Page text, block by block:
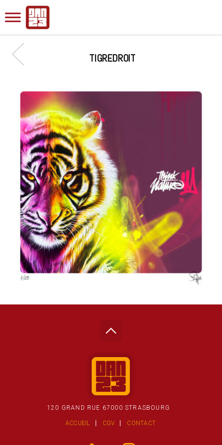
TIGREDROIT
120 GRAND RUE 67000 STRASBOURG
ACCUEIL CGV CONTACT